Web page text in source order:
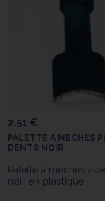
2,51 €
PALETTE A MECHES
DENTS NOIR
Palette à mèches
noir en plastique